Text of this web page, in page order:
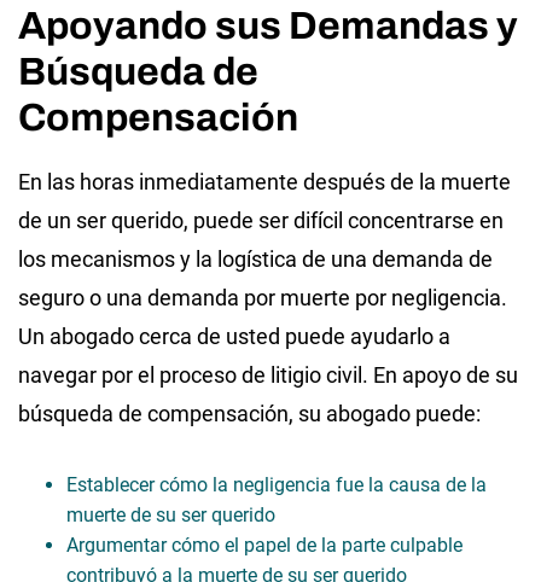
Apoyando sus Demandas y
Búsqueda de
Compensación
En las horas inmediatamente después de la muerte
de un ser querido, puede ser difícil concentrarse en
los mecanismos y la logística de una demanda de
seguro o una demanda por muerte por negligencia.
Un abogado cerca de usted puede ayudarlo a
navegar por el proceso de litigio civil. En apoyo de su
búsqueda de compensación, su abogado puede:
Establecer cómo la negligencia fue la causa de la
muerte de su ser querido
Argumentar cómo el papel de la parte culpable
contribuyó a la muerte de su ser querido